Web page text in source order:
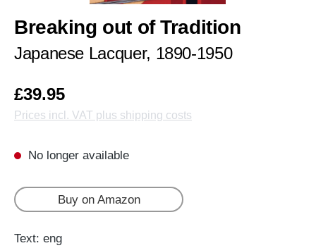
Breaking out of Tradition
Japanese Lacquer, 1890-1950
£39.95
Prices incl. VAT plus shipping costs
No longer available
Buy on Amazon
Text: eng